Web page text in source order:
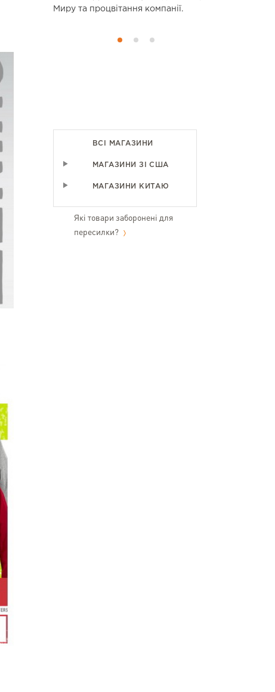
Миру та процвітання компанії.
ВСІ МАГАЗИНИ
МАГАЗИНИ ЗІ США
МАГАЗИНИ КИТАЮ
Які товари заборонені для
пересилки?